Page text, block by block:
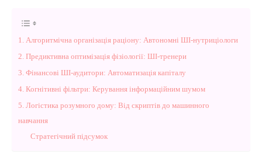
1. Алгоритмічна організація раціону: Автономні ШІ-нутриціологи
2. Предиктивна оптимізація фізіології: ШІ-тренери
3. Фінансові ШІ-аудитори: Автоматизація капіталу
4. Когнітивні фільтри: Керування інформаційним шумом
5. Логістика розумного дому: Від скриптів до машинного
навчання
Стратегічний підсумок